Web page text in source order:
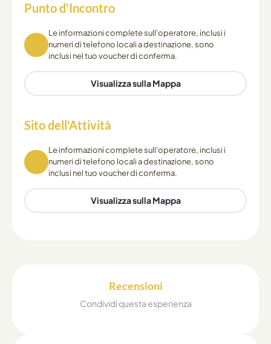
Punto d'Incontro
Le informazioni complete sull'operatore, inclusi i
numeri di telefono locali a destinazione, sono
inclusi nel tuo voucher di conferma.
Visualizza sulla Mappa
Sito dell'Attività
Le informazioni complete sull'operatore, inclusi i
numeri di telefono locali a destinazione, sono
inclusi nel tuo voucher di conferma.
Visualizza sulla Mappa
Recensioni
Condividi questa esperienza